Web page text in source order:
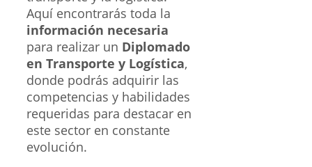
Aquí encontrarás toda la
información necesaria
para realizar un Diplomado
en Transporte y Logística,
donde podrás adquirir las
competencias y habilidades
requeridas para destacar en
este sector en constante
evolución.